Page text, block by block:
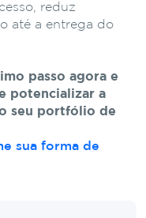
reduz
até a entrega do
passo agora e
potencializar a
seu portfólio de
sua forma de